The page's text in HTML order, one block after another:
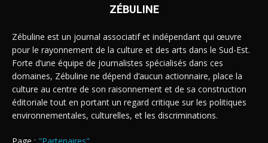
ZÉBULINE
Zébuline est un journal associatif et indépendant qui œuvre
pour le rayonnement de la culture et des arts dans le Sud-Est.
Forte d’une équipe de journalistes spécialisés dans ces
domaines, Zébuline ne dépend d’aucun actionnaire, place la
culture au centre de son raisonnement et de sa construction
éditoriale tout en portant un regard critique sur les politiques
environnementales, culturelles, et les discriminations.